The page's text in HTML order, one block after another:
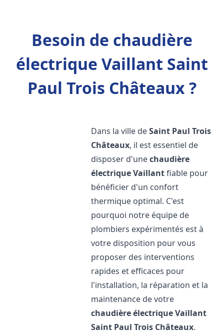
Besoin de chaudière
électrique Vaillant Saint
Paul Trois Châteaux ?
Dans la ville deSaint Paul Trois
Châteaux, il est essentiel de
disposer d'unechaudière
électrique Vaillantfiable pour
bénéficier d'un confort
thermique optimal. C'est
pourquoi notre équipe de
plombiers expérimentés est à
votre disposition pour vous
proposer des interventions
rapides et efficaces pour
l'installation, la réparation et la
maintenance de votre
chaudière électrique Vaillant
Saint Paul Trois Châteaux.